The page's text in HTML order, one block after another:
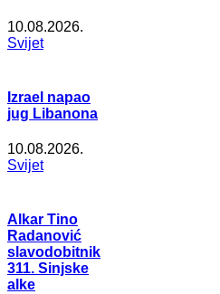
10.08.2026.
Svijet
Izrael napao
jug Libanona
10.08.2026.
Svijet
Alkar Tino
Radanović
slavodobitnik
311. Sinjske
alke